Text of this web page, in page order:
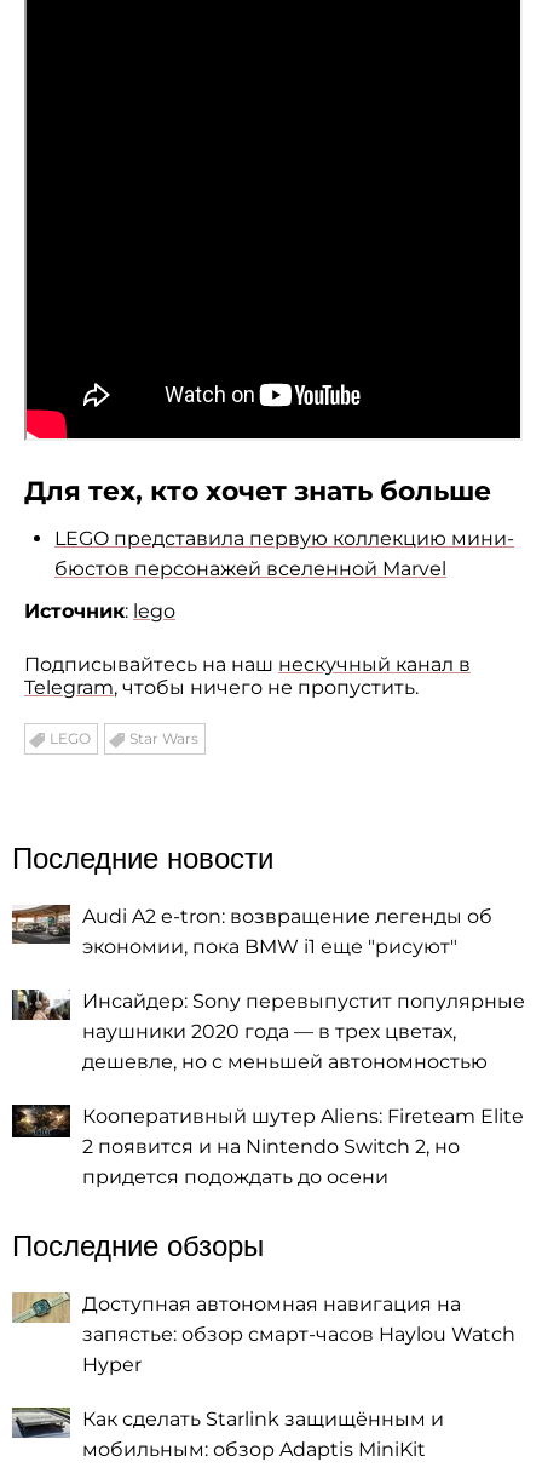
Для тех, кто хочет знать больше
LEGO представила первую коллекцию мини-
бюстов персонажей вселенной Marvel
Источник: lego
Подписывайтесь на наш нескучный канал в
Telegram, чтобы ничего не пропустить.
LEGO Star Wars
Последние новости
Audi A2 e-tron: возвращение легенды об
экономии, пока BMW i1 еще "рисуют"
Инсайдер: Sony перевыпустит популярные
наушники 2020 года — в трех цветах,
дешевле, но с меньшей автономностью
Кооперативный шутер Aliens: Fireteam Elite
2 появится и на Nintendo Switch 2, но
придется подождать до осени
Последние обзоры
Доступная автономная навигация на
запястье: обзор смарт-часов Haylou Watch
Hyper
Как сделать Starlink защищённым и
мобильным: обзор Adaptis MiniKit